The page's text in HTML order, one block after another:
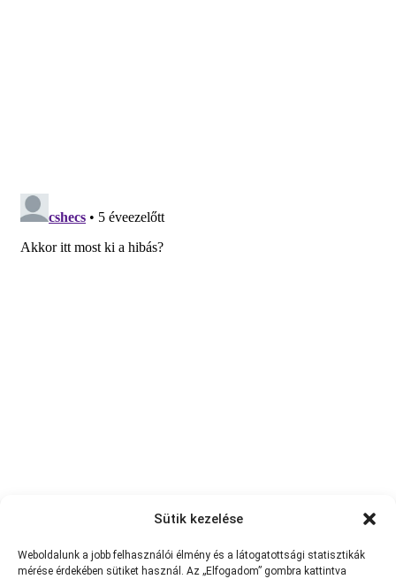
Sütik kezelése
Weboldalunk a jobb felhasználói élmény és a látogatottsági statisztikák
mérése érdekében sütiket használ. Az „Elfogadom” gombra kattintva